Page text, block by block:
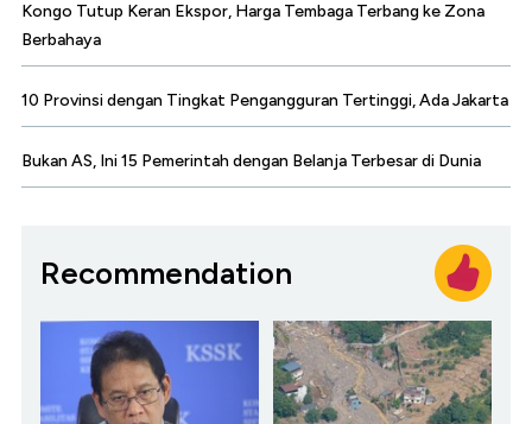
Kongo Tutup Keran Ekspor, Harga Tembaga Terbang ke Zona
Berbahaya
10 Provinsi dengan Tingkat Pengangguran Tertinggi, Ada Jakarta
Bukan AS, Ini 15 Pemerintah dengan Belanja Terbesar di Dunia
Recommendation